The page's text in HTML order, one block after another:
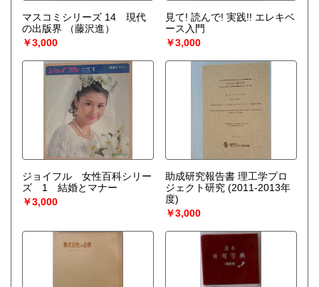
マスコミシリーズ 14 現代
の出版界
（藤沢進）
￥3,000
見て! 読んで! 実践!! エレキベ
ース入門
￥3,000
ジョイフル 女性百科シリー
ズ 1 結婚とマナー
￥3,000
助成研究報告書 理工学プロ
ジェクト研究 (2011-2013年
度)
￥3,000